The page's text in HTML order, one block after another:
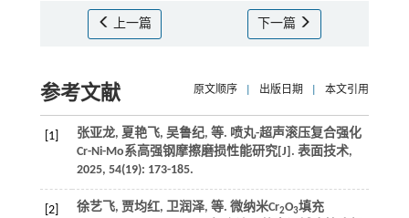
上一篇 下一篇
参考文献 原文顺序 出版日期 本文引用
[1] 张亚龙, 夏艳飞, 吴鲁纪, 等. 喷丸-超声滚压复合强化
Cr-Ni-Mo系高强钢摩擦磨损性能研究[J]. 表面技术,
2025, 54(19): 173-185.
[2] 徐艺飞, 贾均红, 卫润泽, 等. 微纳米Cr2O3填充